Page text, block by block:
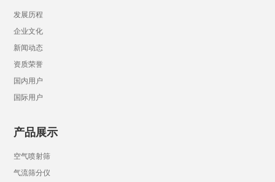
发展历程
企业文化
新闻动态
资质荣誉
国内用户
国际用户
产品展示
空气喷射筛
气流筛分仪